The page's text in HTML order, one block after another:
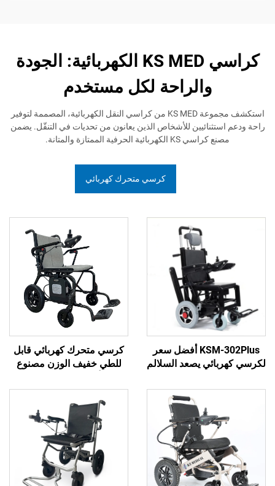
كراسي KS MED الكهربائية: الجودة
والراحة لكل مستخدم
استكشف مجموعة KS MED من كراسي النقل الكهربائية، المصممة لتوفير
للأشخاص الذين يعانون من تحديات في التنقّل. يضمن
كرسي متحرك كهربائي
KSM-302Plus أفضل سعر
يصعد السلالم
بالجملة من
كرسي متحرك كهربائي قابل
للطي خفيف الوزن مصنوع
Ksm-507 مع محرك بدون
فرش بقوة 200 واط
للاستخدام أثناء السفر